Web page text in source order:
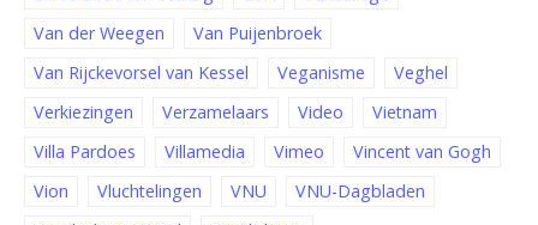
Van der Weegen
Van Puijenbroek
Van Rijckevorsel van Kessel
Veganisme
Veghel
Verkiezingen
Verzamelaars Video
Vietnam
Villa Pardoes
Villamedia Vimeo
Vincent van Gogh
Vion
Vluchtelingen VNU
VNU-Dagbladen